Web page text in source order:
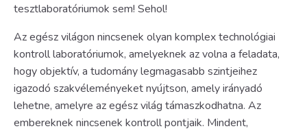
tesztlaboratóriumok sem! Sehol!
Az egész világon nincsenek olyan komplex technológiai
kontroll laboratóriumok, amelyeknek az volna a feladata,
hogy objektív, a tudomány legmagasabb szintjeihez
igazodó szakvéleményeket nyújtson, amely irányadó
lehetne, amelyre az egész világ támaszkodhatna. Az
embereknek nincsenek kontroll pontjaik. Mindent,